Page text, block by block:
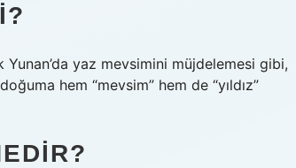
yaz mevsimini müjdelemesi gibi,
hem “mevsim” hem de “yıldız”